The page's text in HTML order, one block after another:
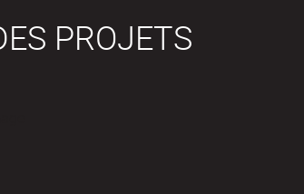
PROJETS